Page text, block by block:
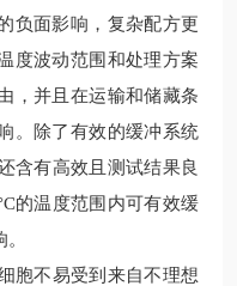
负面影响，复杂配方更
度波动范围和处理方案
，并且在运输和储藏条
。除了有效的缓冲系统
含有高效且测试结果良
的温度范围内可有效缓
胞不易受到来自不理想